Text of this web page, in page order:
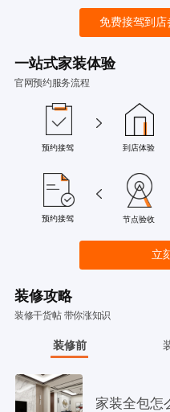
免费接驾到
一站式家装体验
官网预约服务流程
预约接驾 到店体验
预约接驾 节点验收
立
装修攻略
装修干货帖 带你涨知识
装修前
家装全包怎